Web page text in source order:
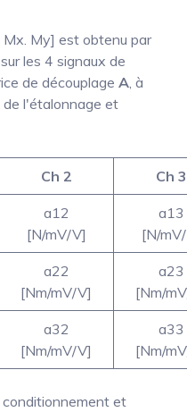
Mx. My] est obtenu par
sur les 4 signaux de
de découplage A , à
l'étalonnage et
Ch 2 Ch 3
a12
[N/mV/V]
a13
[N/
a22
[Nm/mV/V]
a23
[Nm/
a32
[Nm/mV/V]
a33
[Nm/
conditionnement et